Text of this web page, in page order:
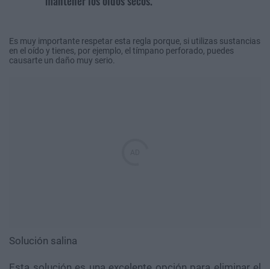
Es muy importante respetar esta regla porque, si utilizas sustancias
en el oído y tienes, por ejemplo, el tímpano perforado, puedes
causarte un daño muy serio.
Solución salina